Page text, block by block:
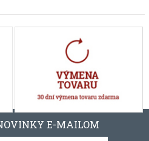
E-MAILOM